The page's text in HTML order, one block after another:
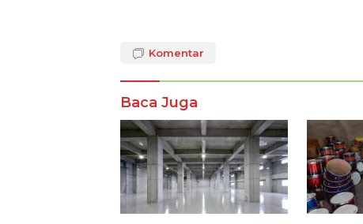
Komentar
Baca Juga